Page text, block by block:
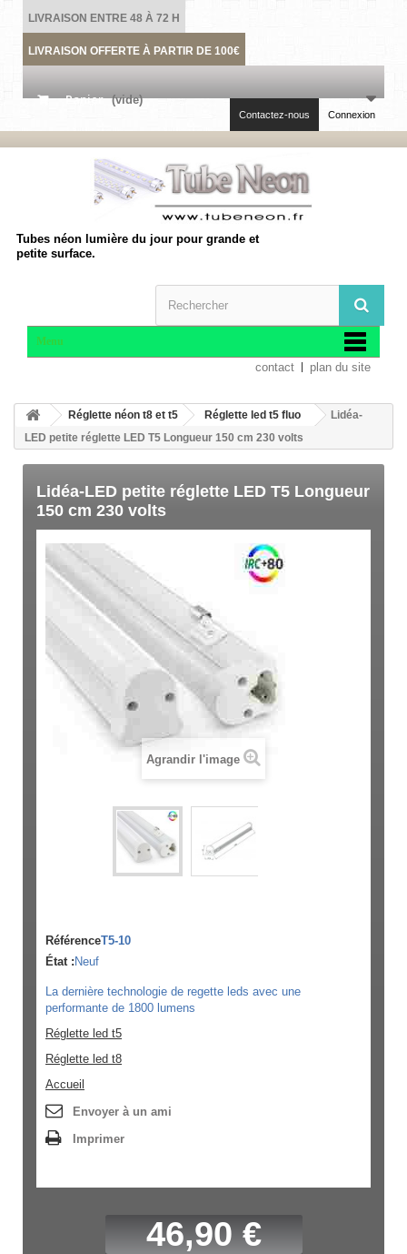
LIVRAISON ENTRE 48 À 72 H
LIVRAISON OFFERTE À PARTIR DE 100€
Panier (vide)
Connexion
Contactez-nous
Tubes néon lumière du jour pour grande et
petite surface.
Menu
contact plan du site
Réglette néon t8 et t5 Réglette led t5 fluo
Lidéa-
LED petite réglette LED T5 Longueur 150 cm 230 volts
Lidéa-LED petite réglette LED T5 Longueur
150 cm 230 volts
Agrandir l'image
RéférenceT5-10
État : Neuf
La dernière technologie de regette leds avec une
performante de 1800 lumens
Réglette led t5
Réglette led t8
Accueil
Envoyer à un ami
Imprimer
46,90 €